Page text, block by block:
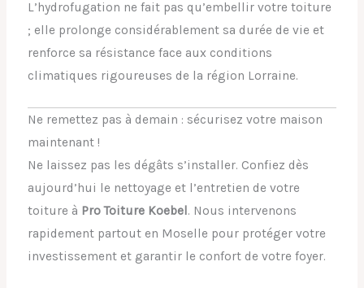
L’hydrofugation ne fait pas qu’embellir votre toiture
; elle prolonge considérablement sa durée de vie et
renforce sa résistance face aux conditions
climatiques rigoureuses de la région Lorraine.
Ne remettez pas à demain : sécurisez votre maison
maintenant !
Ne laissez pas les dégâts s’installer. Confiez dès
aujourd’hui le nettoyage et l’entretien de votre
toiture à Pro Toiture Koebel. Nous intervenons
rapidement partout en Moselle pour protéger votre
investissement et garantir le confort de votre foyer.